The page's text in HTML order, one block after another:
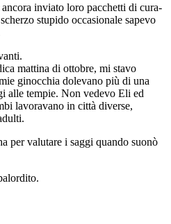
inviato loro pacchetti di cura-
stupido occasionale sapevo
mattina di ottobre, mi stavo
ginocchia dolevano più di una
alle tempie. Non vedevo Eli ed
lavoravano in città diverse,
per valutare i saggi quando suonò